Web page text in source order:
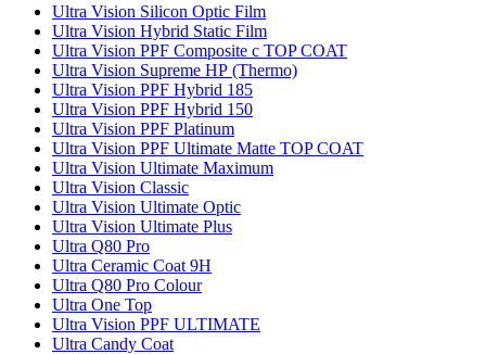
Ultra Vision Silicon Optic Film
Ultra Vision Hybrid Static Film
Ultra Vision PPF Composite c TOP COAT
Ultra Vision Supreme НР (Thermo)
Ultra Vision PPF Hybrid 185
Ultra Vision PPF Hybrid 150
Ultra Vision PPF Platinum
Ultra Vision PPF Ultimate Matte TOP COAT
Ultra Vision Ultimate Maximum
Ultra Vision Classic
Ultra Vision Ultimate Optic
Ultra Vision Ultimate Plus
Ultra Q80 Pro
Ultra Ceramic Coat 9H
Ultra Q80 Pro Colour
Ultra One Top
Ultra Vision PPF ULTIMATE
Ultra Candy Coat